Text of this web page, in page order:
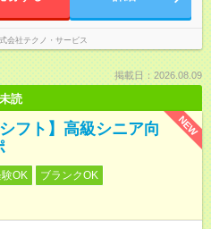
会社テクノ・サービス
掲載日：2026.08.09
未読
NEW
フト】高級シニア向
OK
ブランクOK